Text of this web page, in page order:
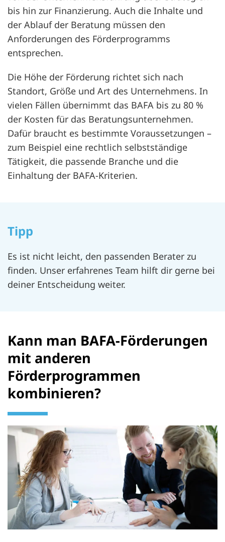
bis hin zur Finanzierung. Auch die Inhalte und
der Ablauf der Beratung müssen den
Anforderungen des Förderprogramms
entsprechen.
Die Höhe der Förderung richtet sich nach
Standort, Größe und Art des Unternehmens. In
vielen Fällen übernimmt das BAFA bis zu 80 %
der Kosten für das Beratungsunternehmen.
Dafür braucht es bestimmte Voraussetzungen –
zum Beispiel eine rechtlich selbstständige
Tätigkeit, die passende Branche und die
Einhaltung der BAFA-Kriterien.
Tipp
Es ist nicht leicht, den passenden Berater zu
finden. Unser erfahrenes Team hilft dir gerne bei
deiner Entscheidung weiter.
Kann man BAFA-Förderungen
mit anderen
Förderprogrammen
kombinieren?